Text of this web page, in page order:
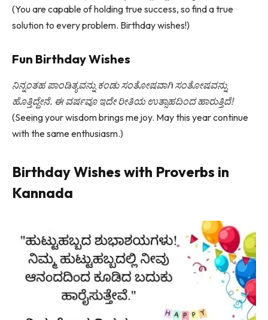
(You are capable of holding true success, so find a true
solution to every problem. Birthday wishes!)
Fun Birthday Wishes
ನಿನ್ನಂತಹ ಪಾಂಡಿತ್ಯವನ್ನು ಕಂಡು ಸಂತೋಷವಾಗಿ ಸಂತೋಷವನ್ನು
ಹೊತ್ತಿದ್ದೇನೆ. ಈ ವರ್ಷವೂ ಇದೇ ರೀತಿಯ ಉತ್ಸಾಹದಿಂದ ಹಾರುತ್ತಿದೆ!
(Seeing your wisdom brings me joy. May this year continue
with the same enthusiasm.)
Birthday Wishes with Proverbs in
Kannada